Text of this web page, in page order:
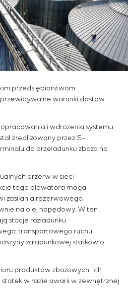
i testowanie wraz z
urządzeń rozdzielczych o
dotyczących
obiektów
algorytmów
sterowania z
na obiekcie
sterowania o
kaskadowej i
konfiguracyjnymi
przedsiębiorstwom
warunki dostaw
i wdrożenia systemu
zrealizowany przez S-
do przeładunku zboża na
przerw w sieci
tego elewatora mogą
zasilania rezerwowego,
na olej napędowy. W ten
stacje rozładunku
transportowego ruchu
załadunkowej statków o
produktów zbożowych, ich
statek w razie awarii w zewnętrznej